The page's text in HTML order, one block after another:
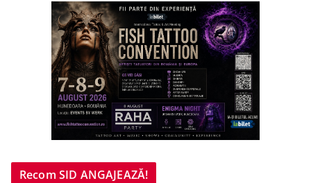
Recom SID ANGAJEAZĂ!